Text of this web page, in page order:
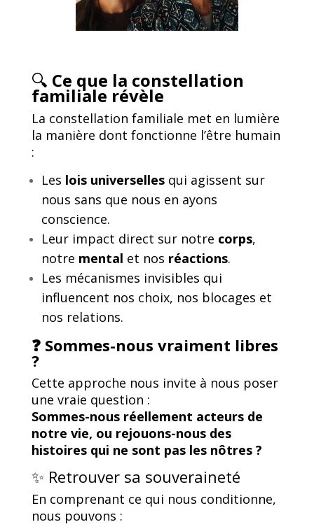
🔍 Ce que la constellation
familiale révèle
La constellation familiale met en lumière
la manière dont fonctionne l’être humain
:
Les lois universellesqui agissent sur
nous sans que nous en ayons
conscience.
Leur impact direct sur notre corps,
notre mental et nos réactions.
Les mécanismes invisibles qui
influencent nos choix, nos blocages et
nos relations.
❓ Sommes-nous vraiment libres
?
Cette approche nous invite à nous poser
une vraie question :
Sommes-nous réellement acteurs de
notre vie, ou rejouons-nous des
histoires qui ne sont pas les nôtres ?
✨ Retrouver sa souveraineté
En comprenant ce qui nous conditionne,
nous pouvons :